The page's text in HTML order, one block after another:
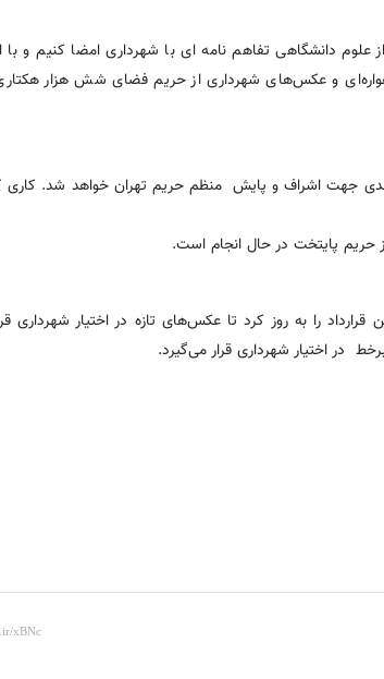
دانشگاهی تفاهم نامه ای با شهرداری امضا کنیم و با
و عکس‌های شهرداری از حریم فضای شش هزار
جهت اشراف و پایش منظم حریم تهران خواهد شد. کاری
حریم پایتخت در حال انجام است.
را به روز کرد تا عکس‌های تازه در اختیار شهرداری
در اختیار شهرداری قرار می‌گیرد.